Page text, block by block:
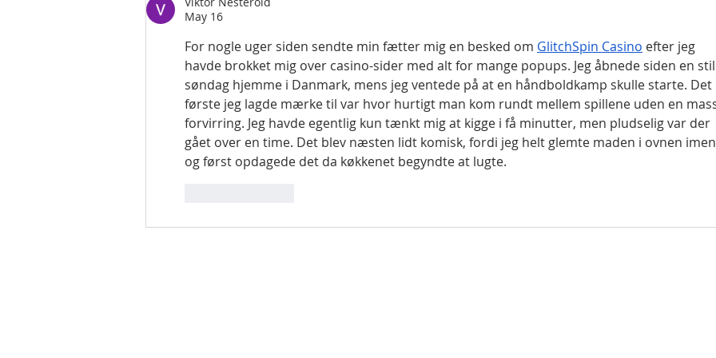
May 16
For nogle uger siden sendte min fætter mig en besked om GlitchSpin Casino efter jeg
havde brokket mig over casino-sider med alt for mange popups. Jeg åbnede siden en
søndag hjemme i Danmark, mens jeg ventede på at en håndboldkamp skulle starte. Det
første jeg lagde mærke til var hvor hurtigt man kom rundt mellem spillene uden en
forvirring. Jeg havde egentlig kun tænkt mig at kigge i få minutter, men pludselig var der
gået over en time. Det blev næsten lidt komisk, fordi jeg helt glemte maden i ovnen
og først opdagede det da køkkenet begyndte at lugte.